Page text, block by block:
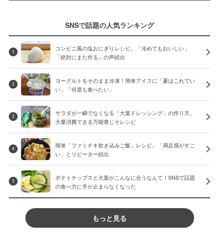
SNSで話題の人気ランキング
1
コンビニ風の塩おにぎりレシピ。「冷めてもおいしい」
「絶対にまた作る」の声続出
2
ヨーグルトをそのまま冷凍！簡単アイスに「夏はこれでい
い」「何度も食べたい」
3
サラダが一瞬でなくなる「大葉ドレッシング」の作り方。
大量消費できる万能青じそレシピ
4
簡単「ファミチキ炊き込みご飯」レシピ。「満足感がすご
い」とリピーター続出
5
ポテトチップスと大葉がこんなに合うなんて！SNSで話題
の食べ方に手が止まらなくなった
もっと見る